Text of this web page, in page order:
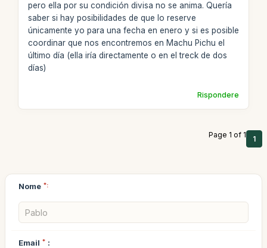
pero ella por su condición divisa no se anima. Quería
saber si hay posibilidades de que lo reserve
únicamente yo para una fecha en enero y si es posible
coordinar que nos encontremos en Machu Pichu el
último día (ella iría directamente o en el treck de dos
días)
Rispondere
Page 1 of 1 1
Nome *:
Email * :